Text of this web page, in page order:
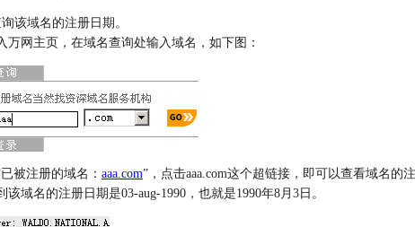
该域名的注册日期。
网主页，在域名查询处输入域名，如下图：
注册的域名： aaa.com”，点击aaa.com这个超链接，即可以查看域名的
该域名的注册日期是03-aug-1990，也就是1990年8月3日。